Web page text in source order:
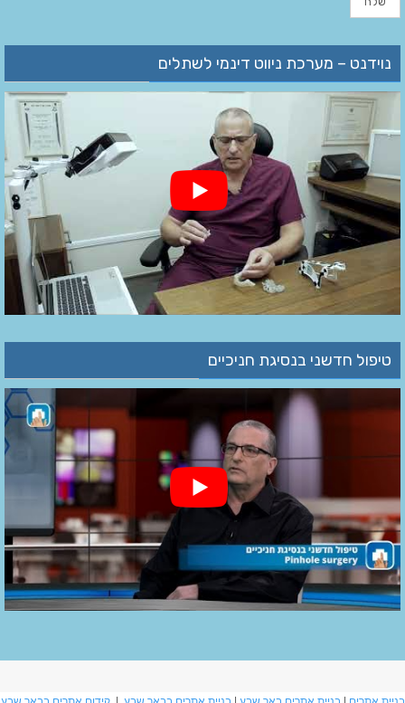
נוידנט – מערכת ניווט דינמי לשתלים
טיפול חדשני בנסיגת חניכיים